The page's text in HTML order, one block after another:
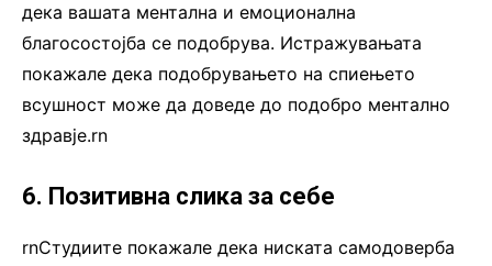
дека вашата ментална и емоционална
благосостојба се подобрува. Истражувањата
покажале дека подобрувањето на спиењето
всушност може да доведе до подобро ментално
здравје.rn
6. Позитивна слика за себе
rnСтудиите покажале дека ниската самодоверба